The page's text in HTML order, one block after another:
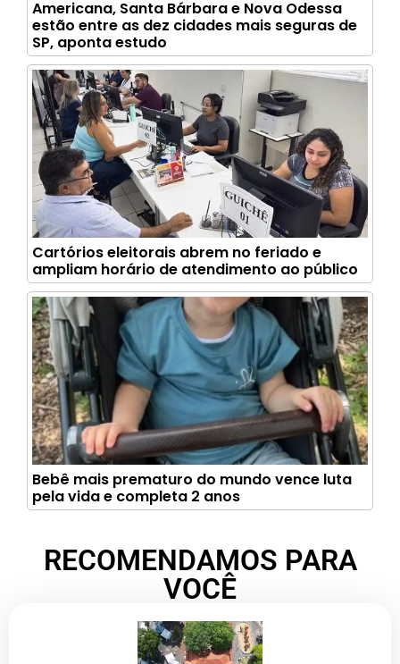
Americana, Santa Bárbara e Nova Odessa
estão entre as dez cidades mais seguras de
SP, aponta estudo
Cartórios eleitorais abrem no feriado e
ampliam horário de atendimento ao público
Bebê mais prematuro do mundo vence luta
pela vida e completa 2 anos
RECOMENDAMOS PARA
VOCÊ